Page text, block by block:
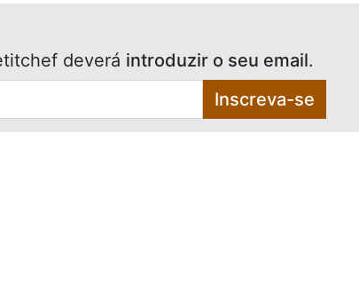
deverá introduzir o seu email.
Inscreva-se